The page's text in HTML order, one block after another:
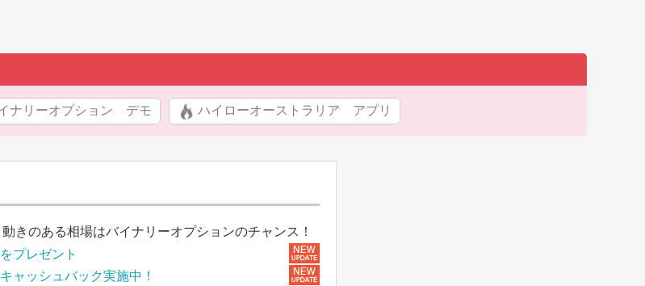
ナリーオプション デモ ハイローオーストラリア アプリ
きのある相場はバイナリーオプションのチャンス！
プレゼント
ャッシュバック実施中！